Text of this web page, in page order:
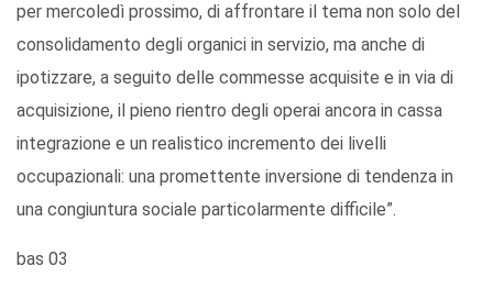
per mercoledì prossimo, di affrontare il tema non solo del
consolidamento degli organici in servizio, ma anche di
ipotizzare, a seguito delle commesse acquisite e in via di
acquisizione, il pieno rientro degli operai ancora in cassa
integrazione e un realistico incremento dei livelli
occupazionali: una promettente inversione di tendenza in
una congiuntura sociale particolarmente difficile”.
bas 03